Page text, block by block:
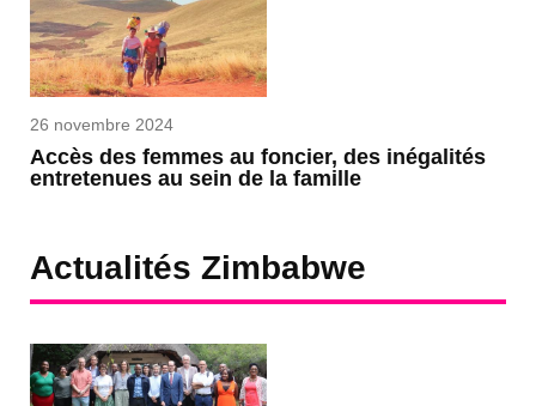
26 novembre 2024
Accès des femmes au foncier, des inégalités
entretenues au sein de la famille
Actualités Zimbabwe